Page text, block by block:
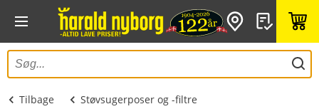
Tilbage Støvsugerposer og -filtre